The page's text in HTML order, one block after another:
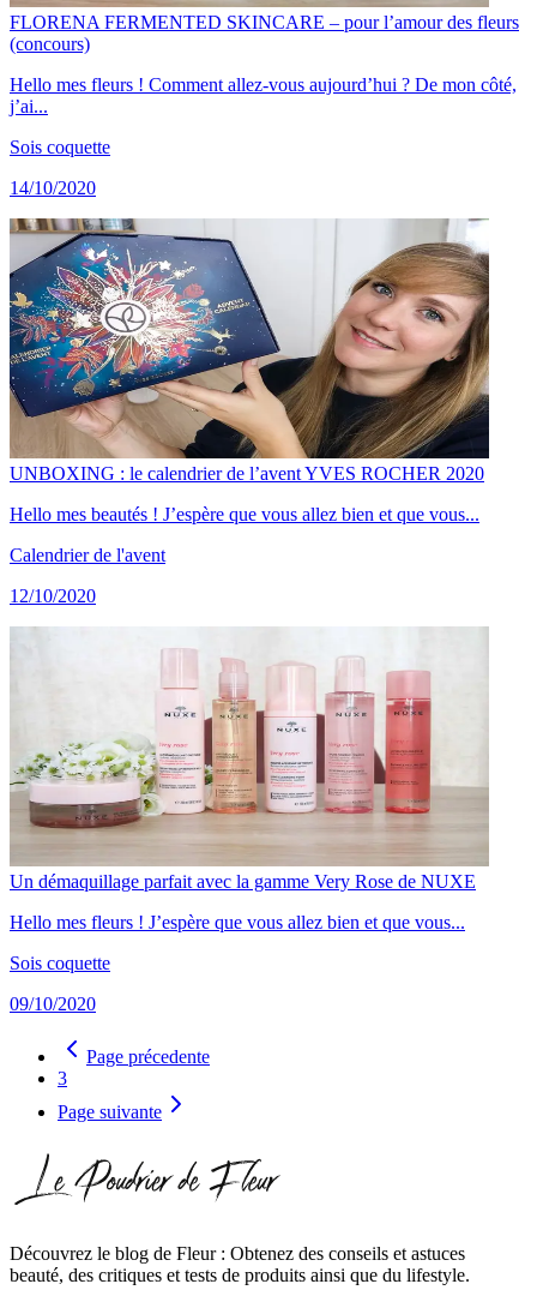
FLORENA FERMENTED SKINCARE – pour l’amour des fleurs
(concours)
Hello mes fleurs ! Comment allez-vous aujourd’hui ? De mon côté,
j’ai...
Sois coquette
14/10/2020
UNBOXING : le calendrier de l’avent YVES ROCHER 2020
Hello mes beautés ! J’espère que vous allez bien et que vous...
Calendrier de l'avent
12/10/2020
Un démaquillage parfait avec la gamme Very Rose de NUXE
Hello mes fleurs ! J’espère que vous allez bien et que vous...
Sois coquette
09/10/2020
Page précedente
3
Page suivante
Découvrez le blog de Fleur : Obtenez des conseils et astuces
beauté, des critiques et tests de produits ainsi que du lifestyle.